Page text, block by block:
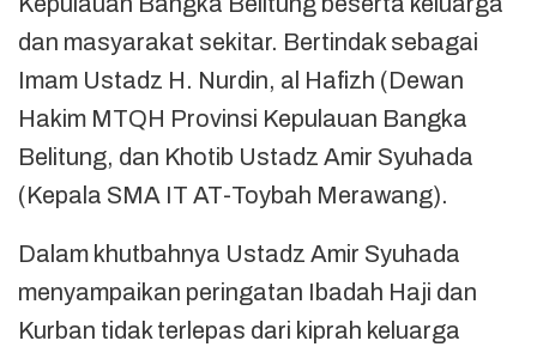
dan masyarakat sekitar. Bertindak sebagai
Imam Ustadz H. Nurdin, al Hafizh (Dewan
Hakim MTQH Provinsi Kepulauan Bangka
Belitung, dan Khotib Ustadz Amir Syuhada
(Kepala SMA IT AT-Toybah Merawang).
Dalam khutbahnya Ustadz Amir Syuhada
menyampaikan peringatan Ibadah Haji dan
Kurban tidak terlepas dari kiprah keluarga